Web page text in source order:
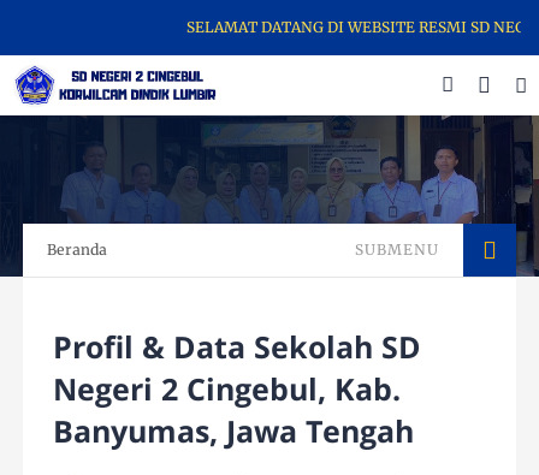
SELAMAT DATANG DI WEBSITE RESMI SD
Beranda SUBMENU
Profil & Data Sekolah SD
Negeri 2 Cingebul, Kab.
Banyumas, Jawa Tengah